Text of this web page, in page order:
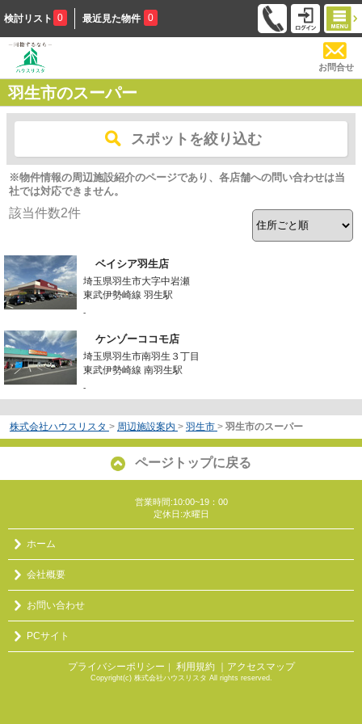
検討リスト 0 最近見た物件 0
お問合せ
羽生市のスーパー
スポットを絞り込む
※物件情報の周辺施設紹介のページであり、各店舗への問い合わせは当
社では対応できません。
該当件数2件
ベイシア羽生店
埼玉県羽生市大字中岩瀬
東武伊勢崎線 羽生駅
-
ケンゾーココモ店
埼玉県羽生市南羽生３丁目
東武伊勢崎線 南羽生駅
-
株式会社ハウスリスタ > 周辺施設案内 > 羽生市 > 羽生市のスーパー
ページトップに戻る
営業時間:10:00~19：00
定休日:水曜日
ホーム
会社概要
お問い合わせ
PCサイト
プライバシーポリシー ｜ 利用規約 ｜アクセスマップ
Copyright(c) 株式会社ハウスリスタ All rights reserved.